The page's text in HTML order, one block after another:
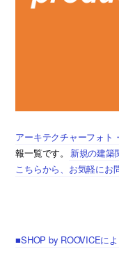
アーキテクチャーフォト
報一覧です。
新規の建築
こちらから、お気軽にお
■SHOP by ROOVICEに